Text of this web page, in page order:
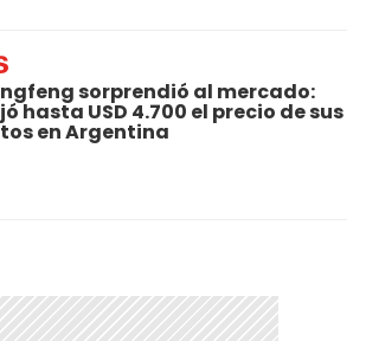
sorprendió al mercado:
hasta USD 4.700 el precio de sus
en Argentina